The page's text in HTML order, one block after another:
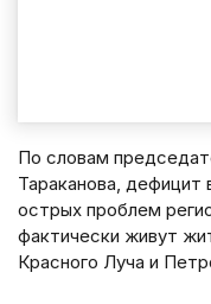
По словам
Тараканова,
острых проблем
фактически живут
Красного Луча и